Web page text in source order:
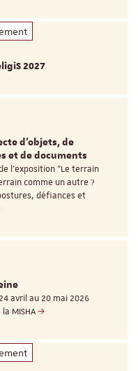
2027
d'objets, de
et de documents
l'exposition "Le terrain
comme un autre ?
défiances et
avril au 20 mai 2026
la MISHA